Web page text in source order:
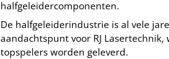
halfgeleidercomponenten.
De halfgeleiderindustrie is al vele
aandachtspunt voor RJ
topspelers worden geleverd.